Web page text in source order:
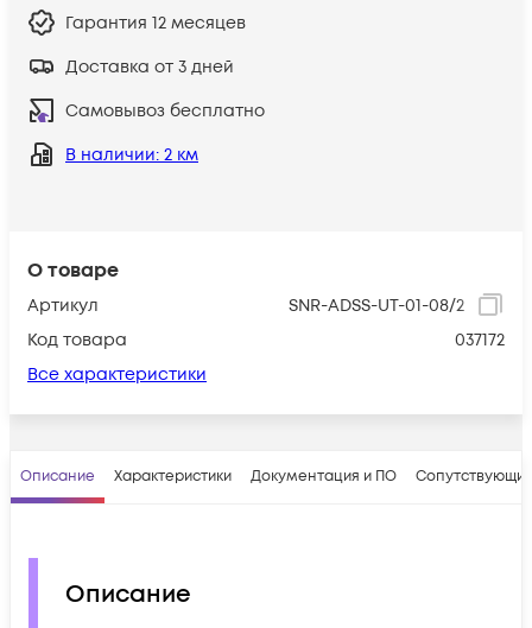
О товаре
Артикул
SNR-ADSS-UT-01-08/2
Код товара
037172
Все характеристики
Гарантия 12 месяцев
Доставка от 3 дней
Самовывоз бесплатно
В наличии: 2 км
Описание Характеристики Документация и ПО
Описание